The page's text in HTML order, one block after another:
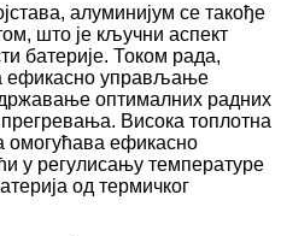
алуминијум се такође
што је кључни аспект
батерије. Током рада,
а ефикасно управљање
оптималних радних
Висока топлотна
омогућава ефикасно
у регулисању температуре
од термичког